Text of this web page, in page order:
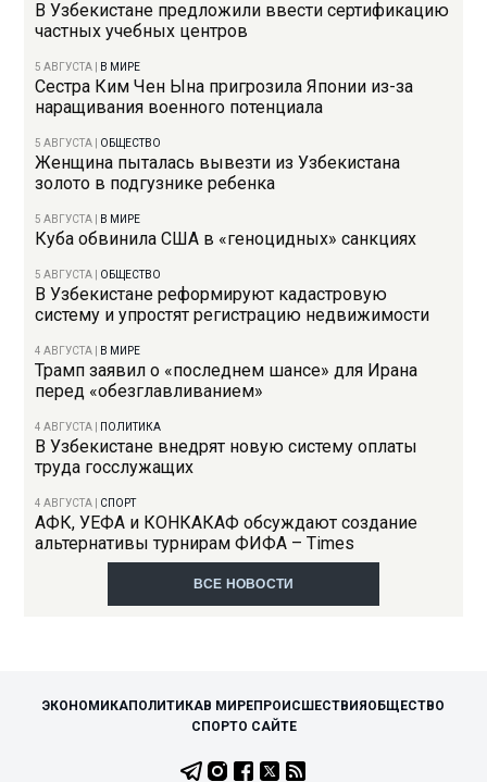
В Узбекистане предложили ввести сертификацию
частных учебных центров
5 АВГУСТА В МИРЕ
Сестра Ким Чен Ына пригрозила Японии из-за
наращивания военного потенциала
5 АВГУСТА ОБЩЕСТВО
Женщина пыталась вывезти из Узбекистана
золото в подгузнике ребенка
5 АВГУСТА В МИРЕ
Куба обвинила США в «геноцидных» санкциях
5 АВГУСТА ОБЩЕСТВО
В Узбекистане реформируют кадастровую
систему и упростят регистрацию недвижимости
4 АВГУСТА В МИРЕ
Трамп заявил о «последнем шансе» для Ирана
перед «обезглавливанием»
4 АВГУСТА ПОЛИТИКА
В Узбекистане внедрят новую систему оплаты
труда госслужащих
4 АВГУСТА СПОРТ
АФК, УЕФА и КОНКАКАФ обсуждают создание
альтернативы турнирам ФИФА – Times
ВСЕ НОВОСТИ
ЭКОНОМИКАПОЛИТИКАВ МИРЕПРОИСШЕСТВИЯ ОБЩЕСТВО
СПОРТО САЙТЕ